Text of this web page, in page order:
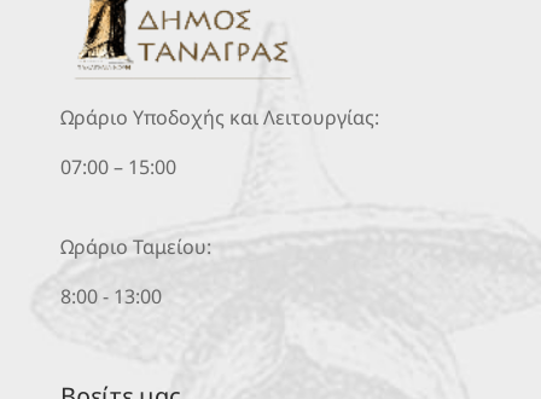
Ωράριο Υποδοχής και Λειτουργίας:
07:00 – 15:00
Ωράριο Ταμείου:
8:00 - 13:00